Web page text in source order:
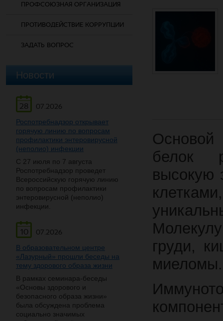
ПРОФСОЮЗНАЯ ОРГАНИЗАЦИЯ
ПРОТИВОДЕЙСТВИЕ КОРРУПЦИИ
ЗАДАТЬ ВОПРОС
Новости
28
07.2026
Роспотребнадзор открывает
горячую линию по вопросам
профилактики энтеровирусной
(неполио) инфекции
С 27 июля по 7 августа
Роспотребнадзор проведет
Всероссийскую горячую линию
по вопросам профилактики
энтеровирусной (неполио)
инфекции.
10
07.2026
В образовательном центре
«Лазурный» прошли беседы на
тему здорового образа жизни
В рамках семинара-беседы
«Основы здорового и
безопасного образа жизни»
была обсуждена проблема
социально значимых
Основой
белок
высокую
груди,
миеломы.